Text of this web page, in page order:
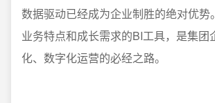
数据驱动已经成为企业制胜的绝对优势
业务特点和成长需求的BI工具，是集团
化、数字化运营的必经之路。